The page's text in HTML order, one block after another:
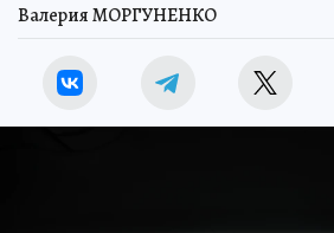
Валерия МОРГУНЕНКО